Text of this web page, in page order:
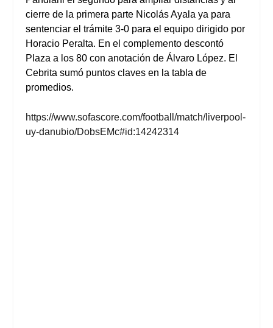
cierre de la primera parte Nicolás Ayala ya para
sentenciar el trámite 3-0 para el equipo dirigido por
Horacio Peralta. En el complemento descontó
Plaza a los 80 con anotación de Álvaro López. El
Cebrita sumó puntos claves en la tabla de
promedios.
https://www.sofascore.com/football/match/liverpool-
uy-danubio/DobsEMc#id:14242314